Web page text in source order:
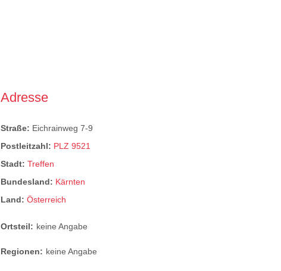
Adresse
Straße: Eichrainweg 7-9
Postleitzahl: PLZ 9521
Stadt:Treffen
Bundesland: Kärnten
Land:Österreich
Ortsteil: keine Angabe
Regionen: keine Angabe